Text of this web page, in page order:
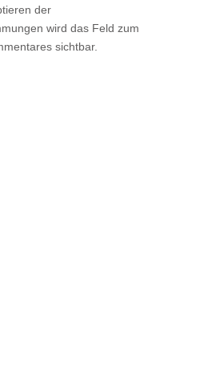
der
wird das Feld zum
sichtbar.